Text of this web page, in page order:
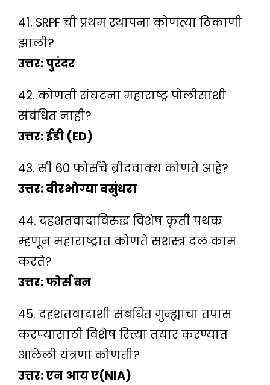
41. SRPF ची प्रथम स्थापना कोणत्या ठिकाणी
झाली?
उत्तर: पुरंदर
42. कोणती संघटना महाराष्ट्र पोलीसांशी
संबंधित नाही?
उत्तर: ईडी (ED)
43. सी 60 फोर्सचे ब्रीदवाक्य कोणते आहे?
उत्तर: वीरभोग्या वसुंधरा
44. दहशतवादाविरुद्ध विशेष कृती पथक
म्हणून महाराष्ट्रात कोणते सशस्त्र दल काम
करते?
उत्तर: फोर्स वन
45. दहशतवादाशी संबंधित गुन्ह्यांचा तपास
करण्यासाठी विशेष रित्या तयार करण्यात
आलेली यंत्रणा कोणती?
उत्तर: एन आय ए(NIA)